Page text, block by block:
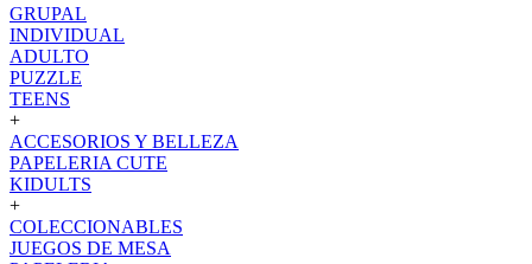
GRUPAL
INDIVIDUAL
ADULTO
PUZZLE
TEENS
+
ACCESORIOS Y BELLEZA
PAPELERIA CUTE
KIDULTS
+
COLECCIONABLES
JUEGOS DE MESA